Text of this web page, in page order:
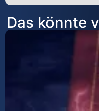
Alternative:
Das könnte